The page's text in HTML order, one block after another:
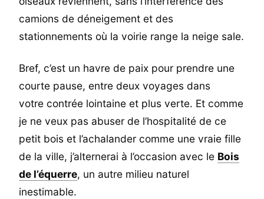
camions de déneigement et des
stationnements où la voirie range la neige sale.
Bref, c’est un havre de paix pour prendre une
courte pause, entre deux voyages dans
votre contrée lointaine et plus verte. Et comme
je ne veux pas abuser de l’hospitalité de ce
petit bois et l’achalander comme une vraie fille
de la ville, j’alternerai à l’occasion avec le Bois
de l’équerre, un autre milieu naturel
inestimable.